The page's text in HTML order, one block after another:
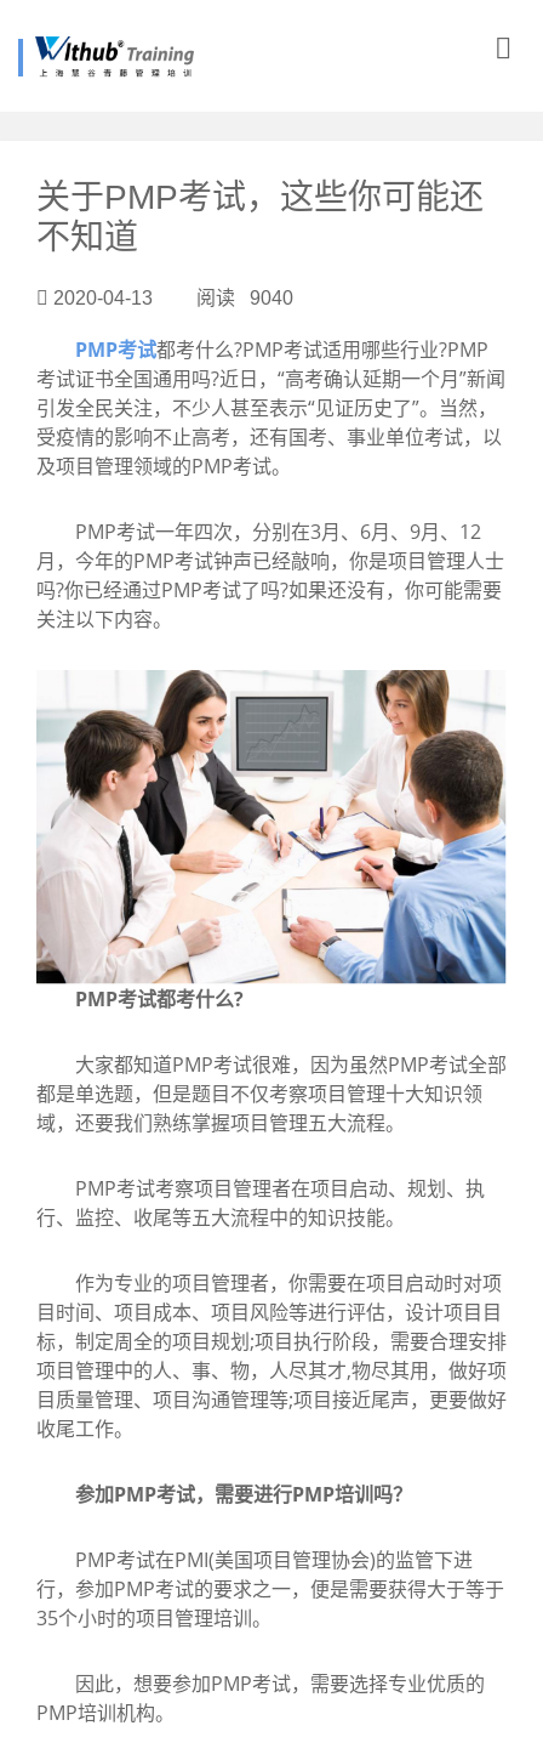
关于PMP考试，这些你可能还
不知道
2020-04-13 阅读 9040
PMP考试都考什么?PMP考试适用哪些行业?PMP
考试证书全国通用吗?近日，“高考确认延期一个月”新闻
引发全民关注，不少人甚至表示“见证历史了”。当然，
受疫情的影响不止高考，还有国考、事业单位考试，以
及项目管理领域的PMP考试。
PMP考试一年四次，分别在3月、6月、9月、12
月，今年的PMP考试钟声已经敲响，你是项目管理人士
吗?你已经通过PMP考试了吗?如果还没有，你可能需要
关注以下内容。
PMP考试都考什么?
大家都知道PMP考试很难，因为虽然PMP考试全部
都是单选题，但是题目不仅考察项目管理十大知识领
域，还要我们熟练掌握项目管理五大流程。
PMP考试考察项目管理者在项目启动、规划、执
行、监控、收尾等五大流程中的知识技能。
作为专业的项目管理者，你需要在项目启动时对项
目时间、项目成本、项目风险等进行评估，设计项目目
标，制定周全的项目规划;项目执行阶段，需要合理安排
项目管理中的人、事、物，人尽其才,物尽其用，做好项
目质量管理、项目沟通管理等;项目接近尾声，更要做好
收尾工作。
参加PMP考试，需要进行PMP培训吗？
PMP考试在PMI(美国项目管理协会)的监管下进
行，参加PMP考试的要求之一，便是需要获得大于等于
35个小时的项目管理培训。
因此，想要参加PMP考试，需要选择专业优质的
PMP培训机构。